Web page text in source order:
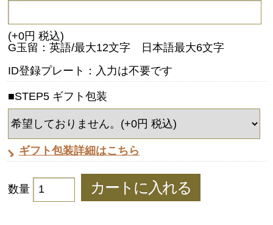
(+0円 税込)
G玉留：英語/最大12文字 日本語最大6文字
ID登録プレート：入力は不要です
■STEP5 ギフト包装
ギフト包装詳細はこちら
数量